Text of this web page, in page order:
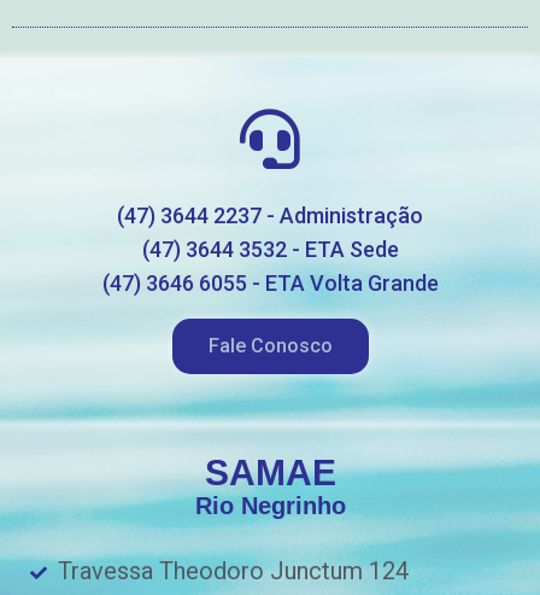
(47) 3644 2237 - Administração
(47) 3644 3532 - ETA Sede
(47) 3646 6055 - ETA Volta Grande
Fale Conosco
SAMAE
Rio Negrinho
Travessa Theodoro Junctum 124